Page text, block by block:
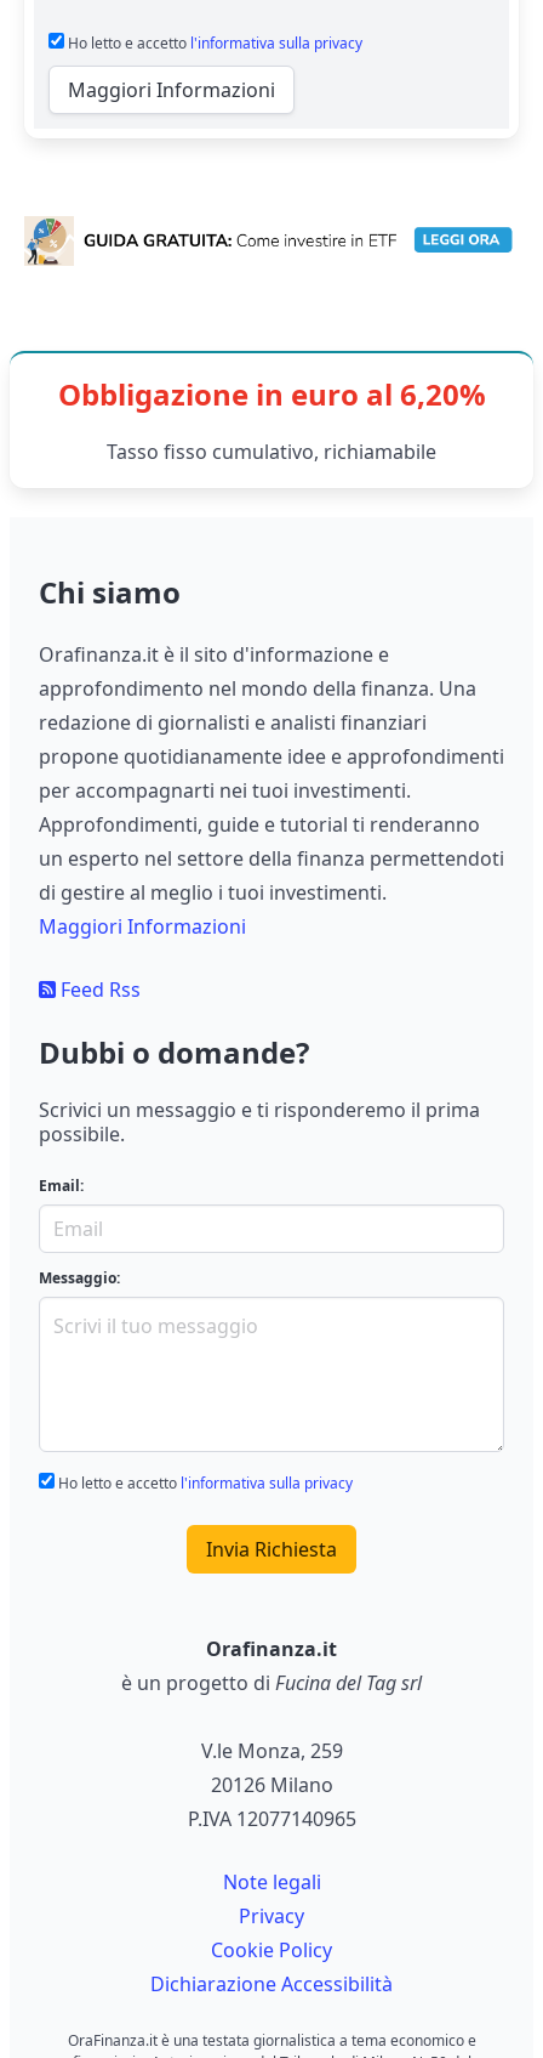
Ho letto e accetto l'informativa sulla privacy
Maggiori Informazioni
Obbligazione in euro al 6,20%
Tasso fisso cumulativo, richiamabile
Chi siamo
Orafinanza.it è il sito d'informazione e
approfondimento nel mondo della finanza. Una
redazione di giornalisti e analisti finanziari
propone quotidianamente idee e approfondimenti
per accompagnarti nei tuoi investimenti.
Approfondimenti, guide e tutorial ti renderanno
un esperto nel settore della finanza permettendoti
di gestire al meglio i tuoi investimenti.
Maggiori Informazioni
Feed Rss
Dubbi o domande?
Scrivici un messaggio e ti risponderemo il prima
possibile.
Email:
Messaggio:
Ho letto e accetto l'informativa sulla privacy
Invia Richiesta
Orafinanza.it
è un progetto di Fucina del Tag srl
V.le Monza, 259
20126 Milano
P.IVA 12077140965
Note legali
Privacy
Cookie Policy
Dichiarazione Accessibilità
OraFinanza.it è una testata giornalistica a tema economico e